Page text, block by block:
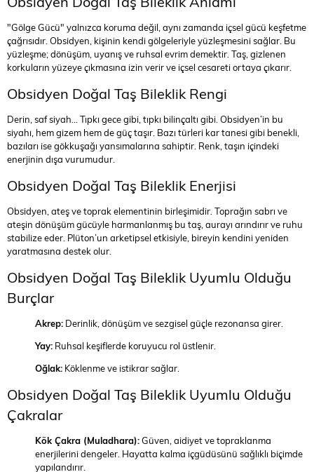
"Gölge Gücü" yalnızca koruma değil, aynı zamanda içsel gücü keşfetme
çağrısıdır. Obsidyen, kişinin kendi gölgeleriyle yüzleşmesini sağlar. Bu
yüzleşme; dönüşüm, uyanış ve ruhsal evrim demektir. Taş, gizlenen
korkuların yüzeye çıkmasına izin verir ve içsel cesareti ortaya çıkarır.
Obsidyen Doğal Taş Bileklik Rengi
Derin, saf siyah... Tıpkı gece gibi, tıpkı bilinçaltı gibi. Obsidyen’in bu
siyahı, hem gizem hem de güç taşır. Bazı türleri kar tanesi gibi benekli,
bazıları ise gökkuşağı yansımalarına sahiptir. Renk, taşın içindeki
enerjinin dışa vurumudur.
Obsidyen Doğal Taş Bileklik Enerjisi
Obsidyen, ateş ve toprak elementinin birleşimidir. Toprağın sabrı ve
ateşin dönüşüm gücüyle harmanlanmış bu taş, aurayı arındırır ve ruhu
stabilize eder. Plüton’un arketipsel etkisiyle, bireyin kendini yeniden
yaratmasına destek olur.
Obsidyen Doğal Taş Bileklik Uyumlu Olduğu
Burçlar
Akrep: Derinlik, dönüşüm ve sezgisel güçle rezonansa girer.
Yay: Ruhsal keşiflerde koruyucu rol üstlenir.
Oğlak: Köklenme ve istikrar sağlar.
Obsidyen Doğal Taş Bileklik Uyumlu Olduğu
Çakralar
Kök Çakra (Muladhara):Güven, aidiyet ve topraklanma
enerjilerini dengeler. Hayatta kalma içgüdüsünü sağlıklı biçimde
yapılandırır.